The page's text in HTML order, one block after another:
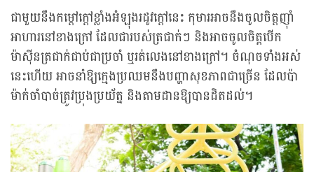
ជាមួយនឹងកម្តៅក្តៅខ្លាំងអំឡុងរដូវក្តៅនេះ កុមារអាចនឹងចូលចិត្តញ៉ាំ
អាហារនៅខាងក្រៅ ដែលជារបស់ត្រជាក់ៗ និងអាចចូលចិត្តបើក
ម៉ាស៊ីនត្រជាក់ជាប់ជាប្រចាំ ឬរត់លេងនៅខាងក្រៅ។ ចំណុចទាំងអស់
នេះហើយ អាចនាំឱ្យក្មេងប្រឈមនឹងបញ្ហាសុខភាពជាច្រើន ដែលប៉ា
ម៉ាក់ចាំបាច់ត្រូវប្រុងប្រយ័ត្ន និងតាមដានឱ្យបានដិតដល់។